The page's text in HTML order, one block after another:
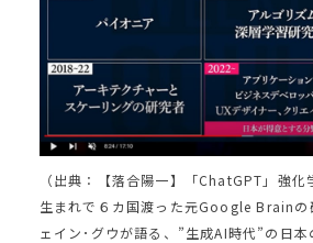
（出典：【落合陽一】「ChatGPT」強
生まれで６カ国渡った元Google Brainの
ェイン･グウが語る、”生成AI時代”の日